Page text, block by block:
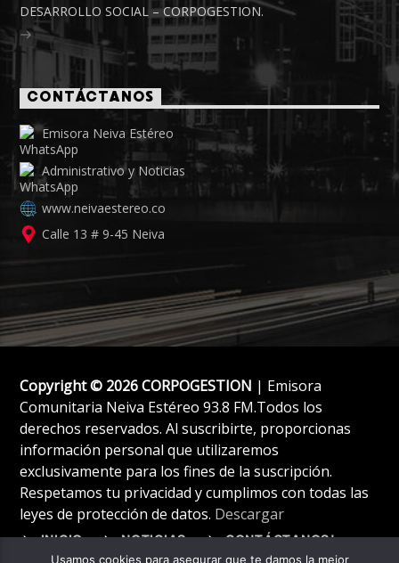
DESARROLLO SOCIAL – CORPOGESTION.
CONTÁCTANOS
Emisora Neiva Estéreo
Administrativo y Noticias
www.neivaestereo.co
Calle 13 # 9-45 Neiva
Copyright © 2026 CORPOGESTION | Emisora
Comunitaria Neiva Estéreo 93.8 FM.Todos los
derechos reservados. Al suscribirte, proporcionas
información personal que utilizaremos
exclusivamente para los fines de la suscripción.
Respetamos tu privacidad y cumplimos con todas las
leyes de protección de datos. Descargar
INICIO NOTICIAS CONTÁCTANOS!
Usamos cookies para asegurar que te damos la mejor